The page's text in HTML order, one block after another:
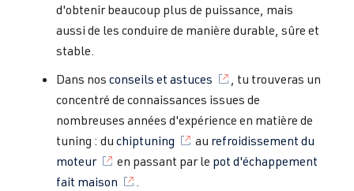
d'obtenir beaucoup plus de puissance, mais
aussi de les conduire de manière durable, sûre et
stable.
Dans nos conseils et astuces
, tu trouveras un
concentré de connaissances issues de
nombreuses années d'expérience en matière de
tuning : du chiptuning au refroidissement du
moteur
en passant par le pot d'échappement
fait maison
.